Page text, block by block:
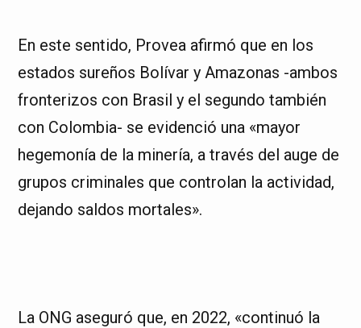
En este sentido, Provea afirmó que en los
estados sureños Bolívar y Amazonas -ambos
fronterizos con Brasil y el segundo también
con Colombia- se evidenció una «mayor
hegemonía de la minería, a través del auge de
grupos criminales que controlan la actividad,
dejando saldos mortales».
La ONG aseguró que, en 2022, «continuó la